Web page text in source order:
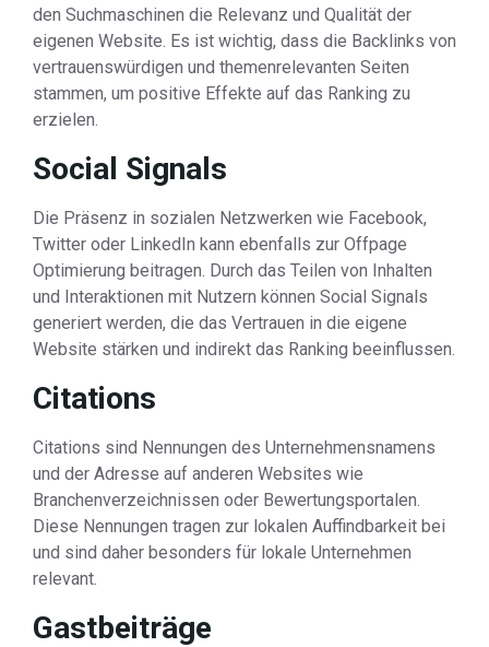
den Suchmaschinen die Relevanz und Qualität der
eigenen Website. Es ist wichtig, dass die Backlinks von
vertrauenswürdigen und themenrelevanten Seiten
stammen, um positive Effekte auf das Ranking zu
erzielen.
Social Signals
Die Präsenz in sozialen Netzwerken wie Facebook,
Twitter oder LinkedIn kann ebenfalls zur Offpage
Optimierung beitragen. Durch das Teilen von Inhalten
und Interaktionen mit Nutzern können Social Signals
generiert werden, die das Vertrauen in die eigene
Website stärken und indirekt das Ranking beeinflussen.
Citations
Citations sind Nennungen des Unternehmensnamens
und der Adresse auf anderen Websites wie
Branchenverzeichnissen oder Bewertungsportalen.
Diese Nennungen tragen zur lokalen Auffindbarkeit bei
und sind daher besonders für lokale Unternehmen
relevant.
Gastbeiträge